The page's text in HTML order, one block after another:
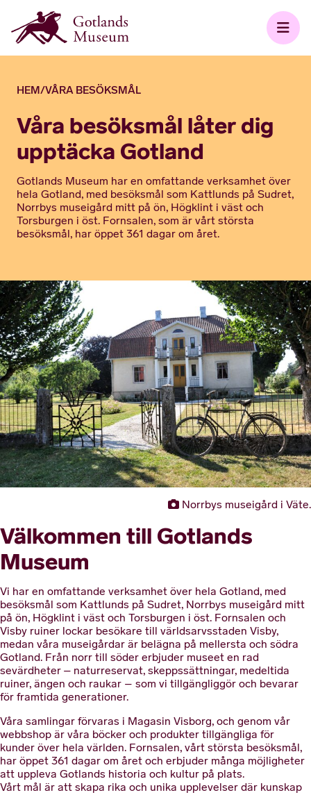
HEM/VÅRA BESÖKSMÅL
Våra besöksmål låter dig
upptäcka Gotland
Gotlands Museum har en omfattande verksamhet över
hela Gotland, med besöksmål som Kattlunds på Sudret,
Norrbys museigård mitt på ön, Högklint i väst och
Torsburgen i öst. Fornsalen, som är vårt största
besöksmål, har öppet 361 dagar om året.
Norrbys museigård i Väte.
Välkommen till Gotlands
Museum
Vi har en omfattande verksamhet över hela Gotland, med
besöksmål som Kattlunds på Sudret, Norrbys museigård mitt
på ön, Högklint i väst och Torsburgen i öst. Fornsalen och
Visby ruiner lockar besökare till världsarvsstaden Visby,
medan våra museigårdar är belägna på mellersta och södra
Gotland. Från norr till söder erbjuder museet en rad
sevärdheter – naturreservat, skeppssättningar, medeltida
ruiner, ängen och raukar – som vi tillgängliggör och bevarar
för framtida generationer.
Våra samlingar förvaras i Magasin Visborg, och genom vår
webbshop är våra böcker och produkter tillgängliga för
kunder över hela världen. Fornsalen, vårt största besöksmål,
har öppet 361 dagar om året och erbjuder många möjligheter
att uppleva Gotlands historia och kultur på plats.
Vårt mål är att skapa rika och unika upplevelser där kunskap